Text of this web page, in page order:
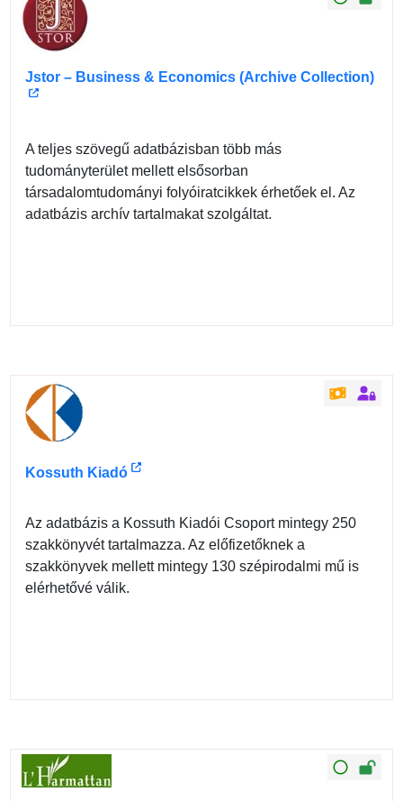
Jstor – Business & Economics (Archive Collection)
A teljes szövegű adatbázisban több más
tudományterület mellett elsősorban
társadalomtudományi folyóiratcikkek érhetőek el. Az
adatbázis archív tartalmakat szolgáltat.
Kossuth Kiadó
Az adatbázis a Kossuth Kiadói Csoport mintegy 250
szakkönyvét tartalmazza. Az előfizetőknek a
szakkönyvek mellett mintegy 130 szépirodalmi mű is
elérhetővé válik.